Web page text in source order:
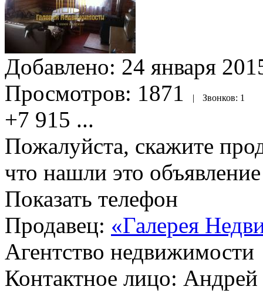
Добавлено: 24 января
Просмотров: 1871 | Звонков: 1
+7 915 ...
Пожалуйста, скажите
что нашли это
Показать телефон
Продавец: «Галерея
Агентство недвижимости
Контактное лицо: Андрей